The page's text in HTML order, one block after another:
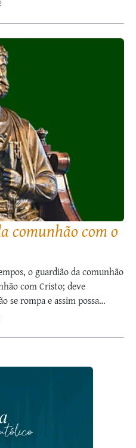
comunhão com o
o guardião da comunhão
com Cristo; deve
se rompa e assim possa
juntos podemos estar com